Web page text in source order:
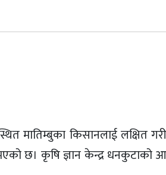
मातिम्बुका किसानलाई लक्षित
छ। कृषि ज्ञान केन्द्र धनकुटाको